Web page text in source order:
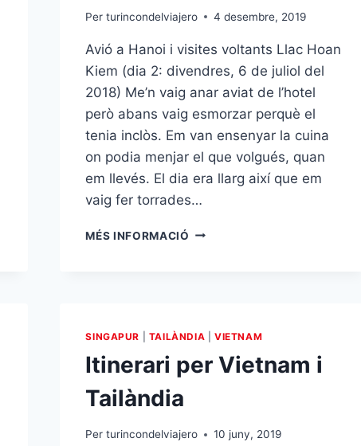
Per turincondelviajero 4 desembre, 2019
Avió a Hanoi i visites voltants Llac Hoan
Kiem (dia 2: divendres, 6 de juliol del
2018) Me’n vaig anar aviat de l’hotel
però abans vaig esmorzar perquè el
tenia inclòs. Em van ensenyar la cuina
on podia menjar el que volgués, quan
em llevés. El dia era llarg així que em
vaig fer torrades…
MÉS INFORMACIÓ ARRIBADA
KIEM
SINGAPUR TAILÀNDIA |VIETNAM
Itinerari per Vietnam i
Tailàndia
Per turincondelviajero 10 juny, 2019